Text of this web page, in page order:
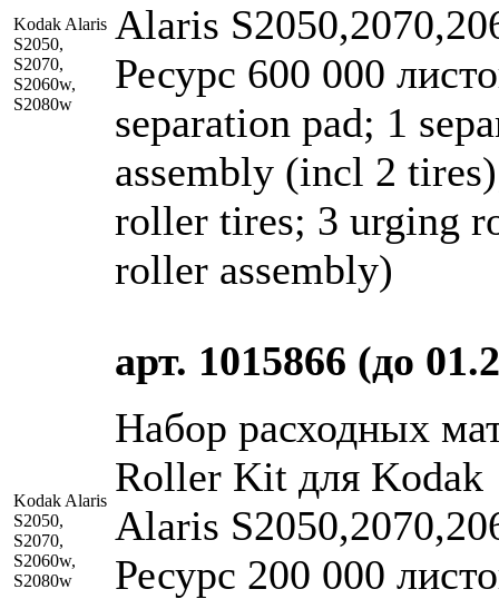
Kodak Alaris
S2050,
S2070,
S2060w,
S2080w
Alaris
Ресурс 600 000
separation pad; 1
assembly (incl 2
roller tires; 3 urging
roller assembly)
Kodak Alaris
S2050,
S2070,
S2060w,
S2080w
арт. 1015866 (до
Набор расходных
Roller Kit для Kodak
Alaris
Ресурс 200 000